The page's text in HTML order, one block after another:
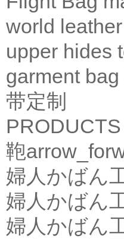
world leather
upper hides
garment bag
带定制
PRODUCTS
鞄
婦人かばん
婦人かばん
婦人かばん